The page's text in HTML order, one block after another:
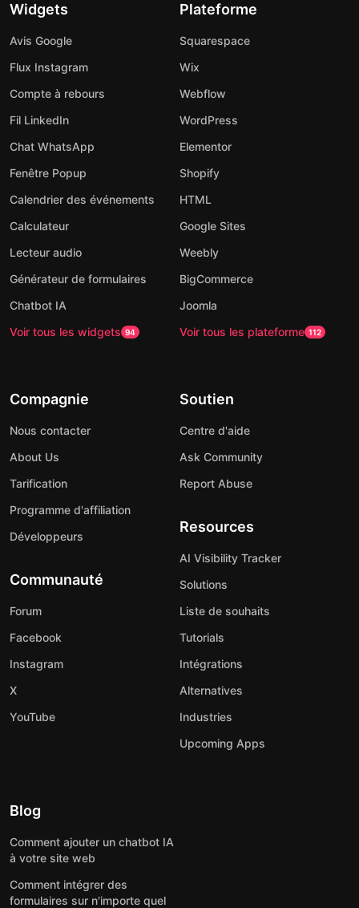
Widgets
Avis Google
Flux Instagram
Compte à rebours
Fil LinkedIn
Chat WhatsApp
Fenêtre Popup
Calendrier des événements
Calculateur
Lecteur audio
Générateur de formulaires
Chatbot IA
Voir tous les widgets 94
Plateforme
Squarespace
Wix
Webflow
WordPress
Elementor
Shopify
HTML
Google Sites
Weebly
BigCommerce
Joomla
Voir tous les plateforme 112
Compagnie
Nous contacter
About Us
Tarification
Programme d'affiliation
Développeurs
Communauté
Forum
Facebook
Instagram
X
YouTube
Soutien
Centre d'aide
Ask Community
Report Abuse
Resources
AI Visibility Tracker
Solutions
Liste de souhaits
Tutorials
Intégrations
Alternatives
Industries
Upcoming Apps
Blog
Comment ajouter un chatbot IA
à votre site web
Comment intégrer des
formulaires sur n'importe quel